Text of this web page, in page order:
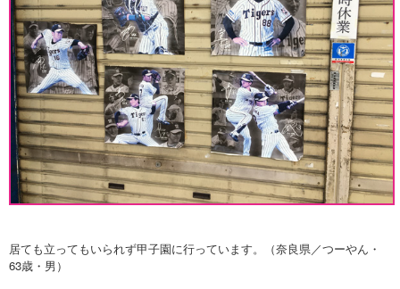
居ても立ってもいられず甲子園に行っています。（奈良県／つーやん・
63歳・男）